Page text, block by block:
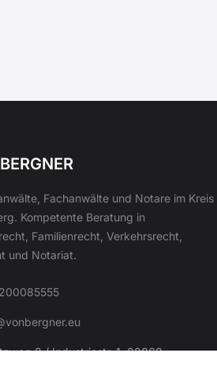
Fachanwälte und Notare im Kreis
Kompetente Beratung in
Familienrecht, Verkehrsrecht,
und Notariat.
2 / Industriestr. 1, 22869